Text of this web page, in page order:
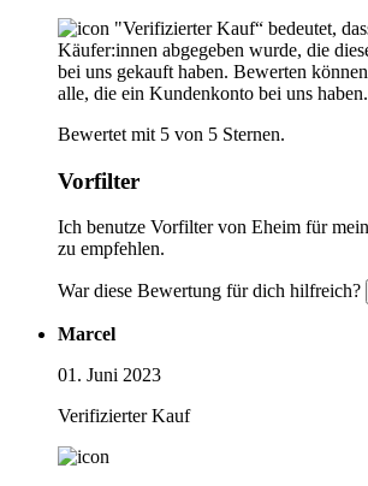
"Verifizierter Kauf“ bedeutet,
Käufer:innen abgegeben wurde, die
bei uns gekauft haben. Bewerten
alle, die ein Kundenkonto bei uns haben.
Bewertet mit 5 von 5 Sternen.
Vorfilter
Ich benutze Vorfilter von Eheim für
zu empfehlen.
War diese Bewertung für dich hilfreich?
Marcel
01. Juni 2023
Verifizierter Kauf